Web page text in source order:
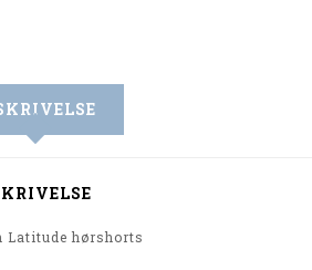
Latitude hørshorts